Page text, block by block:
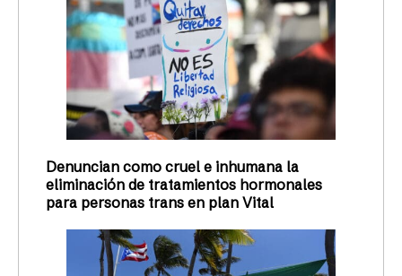
Denuncian como cruel e inhumana la
eliminación de tratamientos hormonales
para personas trans en plan Vital